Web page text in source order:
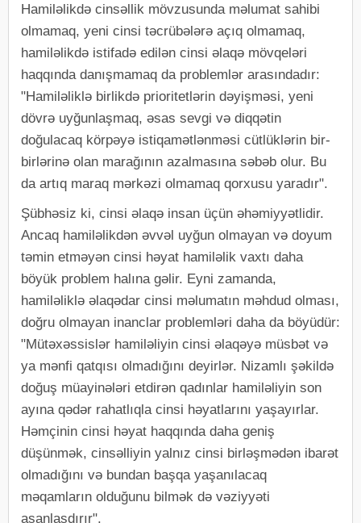
Hamiləlikdə cinsəllik mövzusunda məlumat sahibi
olmamaq, yeni cinsi təcrübələrə açıq olmamaq,
hamiləlikdə istifadə edilən cinsi əlaqə mövqeləri
haqqında danışmamaq da problemlər arasındadır:
"Hamiləliklə birlikdə prioritetlərin dəyişməsi, yeni
dövrə uyğunlaşmaq, əsas sevgi və diqqətin
doğulacaq körpəyə istiqamətlənməsi cütlüklərin bir-
birlərinə olan marağının azalmasına səbəb olur. Bu
da artıq maraq mərkəzi olmamaq qorxusu yaradır".
Şübhəsiz ki, cinsi əlaqə insan üçün əhəmiyyətlidir.
Ancaq hamiləlikdən əvvəl uyğun olmayan və doyum
təmin etməyən cinsi həyat hamiləlik vaxtı daha
böyük problem halına gəlir. Eyni zamanda,
hamiləliklə əlaqədar cinsi məlumatın məhdud olması,
doğru olmayan inanclar problemləri daha da böyüdür:
"Mütəxəssislər hamiləliyin cinsi əlaqəyə müsbət və
ya mənfi qatqısı olmadığını deyirlər. Nizamlı şəkildə
doğuş müayinələri etdirən qadınlar hamiləliyin son
ayına qədər rahatlıqla cinsi həyatlarını yaşayırlar.
Həmçinin cinsi həyat haqqında daha geniş
düşünmək, cinsəlliyin yalnız cinsi birləşmədən ibarət
olmadığını və bundan başqa yaşanılacaq
məqamların olduğunu bilmək də vəziyyəti
asanlaşdırır".